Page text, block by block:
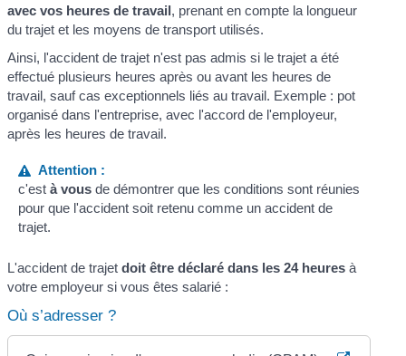
avec vos heures de travail, prenant en compte la longueur
du trajet et les moyens de transport utilisés.
Ainsi, l'accident de trajet n'est pas admis si le trajet a été
effectué plusieurs heures après ou avant les heures de
travail, sauf cas exceptionnels liés au travail. Exemple : pot
organisé dans l'entreprise, avec l'accord de l'employeur,
après les heures de travail.
Attention :
c'est à vousde démontrer que les conditions sont réunies
pour que l'accident soit retenu comme un accident de
trajet.
L'accident de trajetdoit être déclaré dans les 24 heures à
votre employeur si vous êtes salarié :
Où s’adresser ?